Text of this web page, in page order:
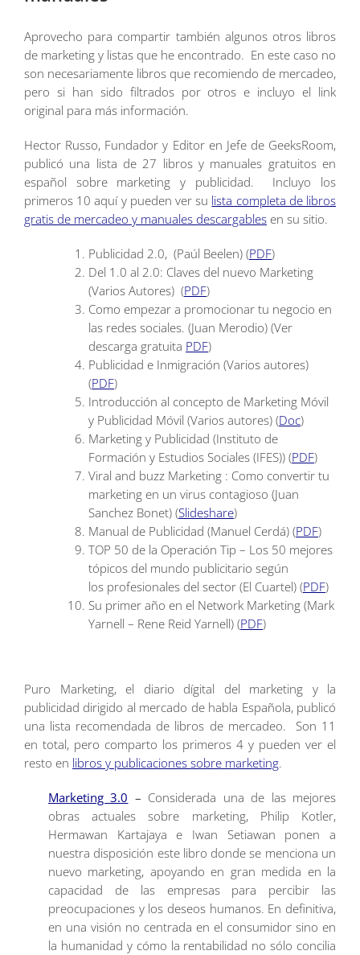
Aprovecho para compartir también algunos otros libros
de marketing y listas que he encontrado. En este caso no
son necesariamente libros que recomiendo de mercadeo,
pero si han sido filtrados por otros e incluyo el link
original para más información.
Hector Russo, Fundador y Editor en Jefe de GeeksRoom,
publicó una lista de 27 libros y manuales gratuitos en
español sobre marketing y publicidad. Incluyo los
primeros 10 aquí y pueden ver su lista completa de libros
gratis de mercadeo y manuales descargables en su sitio.
Publicidad 2.0, (Paúl Beelen) (PDF)
Del 1.0 al 2.0: Claves del nuevo Marketing
(Varios Autores) (PDF)
Como empezar a promocionar tu negocio en
las redes sociales. (Juan Merodio) (Ver
descarga gratuita PDF)
Publicidad e Inmigración (Varios autores)
(PDF)
Introducción al concepto de Marketing Móvil
y Publicidad Móvil (Varios autores) (Doc)
Marketing y Publicidad (Instituto de
Formación y Estudios Sociales (IFES)) (PDF)
Viral and buzz Marketing : Como convertir tu
marketing en un virus contagioso (Juan
Sanchez Bonet) (Slideshare)
Manual de Publicidad (Manuel Cerdá) (PDF)
TOP 50 de la Operación Tip – Los 50 mejores
tópicos del mundo publicitario según
los profesionales del sector (El Cuartel) (PDF)
Su primer año en el Network Marketing (Mark
Yarnell – Rene Reid Yarnell) (PDF)
Puro Marketing, el diario dígital del marketing y la
publicidad dirigido al mercado de habla Española, publicó
una lista recomendada de libros de mercadeo. Son 11
en total, pero comparto los primeros 4 y pueden ver el
resto en libros y publicaciones sobre marketing.
Marketing 3.0 – Considerada una de las mejores
obras actuales sobre marketing, Philip Kotler,
Hermawan Kartajaya e Iwan Setiawan ponen a
nuestra disposición este libro donde se menciona un
nuevo marketing, apoyando en gran medida en la
capacidad de las empresas para percibir las
preocupaciones y los deseos humanos. En definitiva,
en una visión no centrada en el consumidor sino en
la humanidad y cómo la rentabilidad no sólo concilia